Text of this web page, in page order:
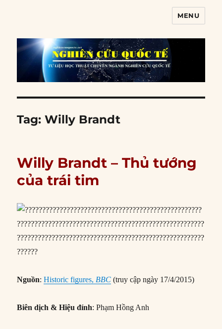
MENU
Tag:Willy Brandt
Willy Brandt – Thủ tướng
của trái tim
Nguồn:Historic figures,BBC (truy cập ngày 17/4/2015)
Biên dịch & Hiệu đính: Phạm Hồng Anh